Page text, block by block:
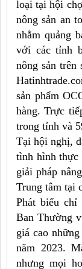
loại tại hội
nông sản an
nhằm quảng
với các tỉnh
nông sản trên
sản phẩm
hàng. Trực
trong tỉnh và
Tại hội nghị,
tình hình thực
giải pháp
Trung tâm tại
Phát biểu
Ban Thường
giá cao
năm 2023.
nhưng mọi